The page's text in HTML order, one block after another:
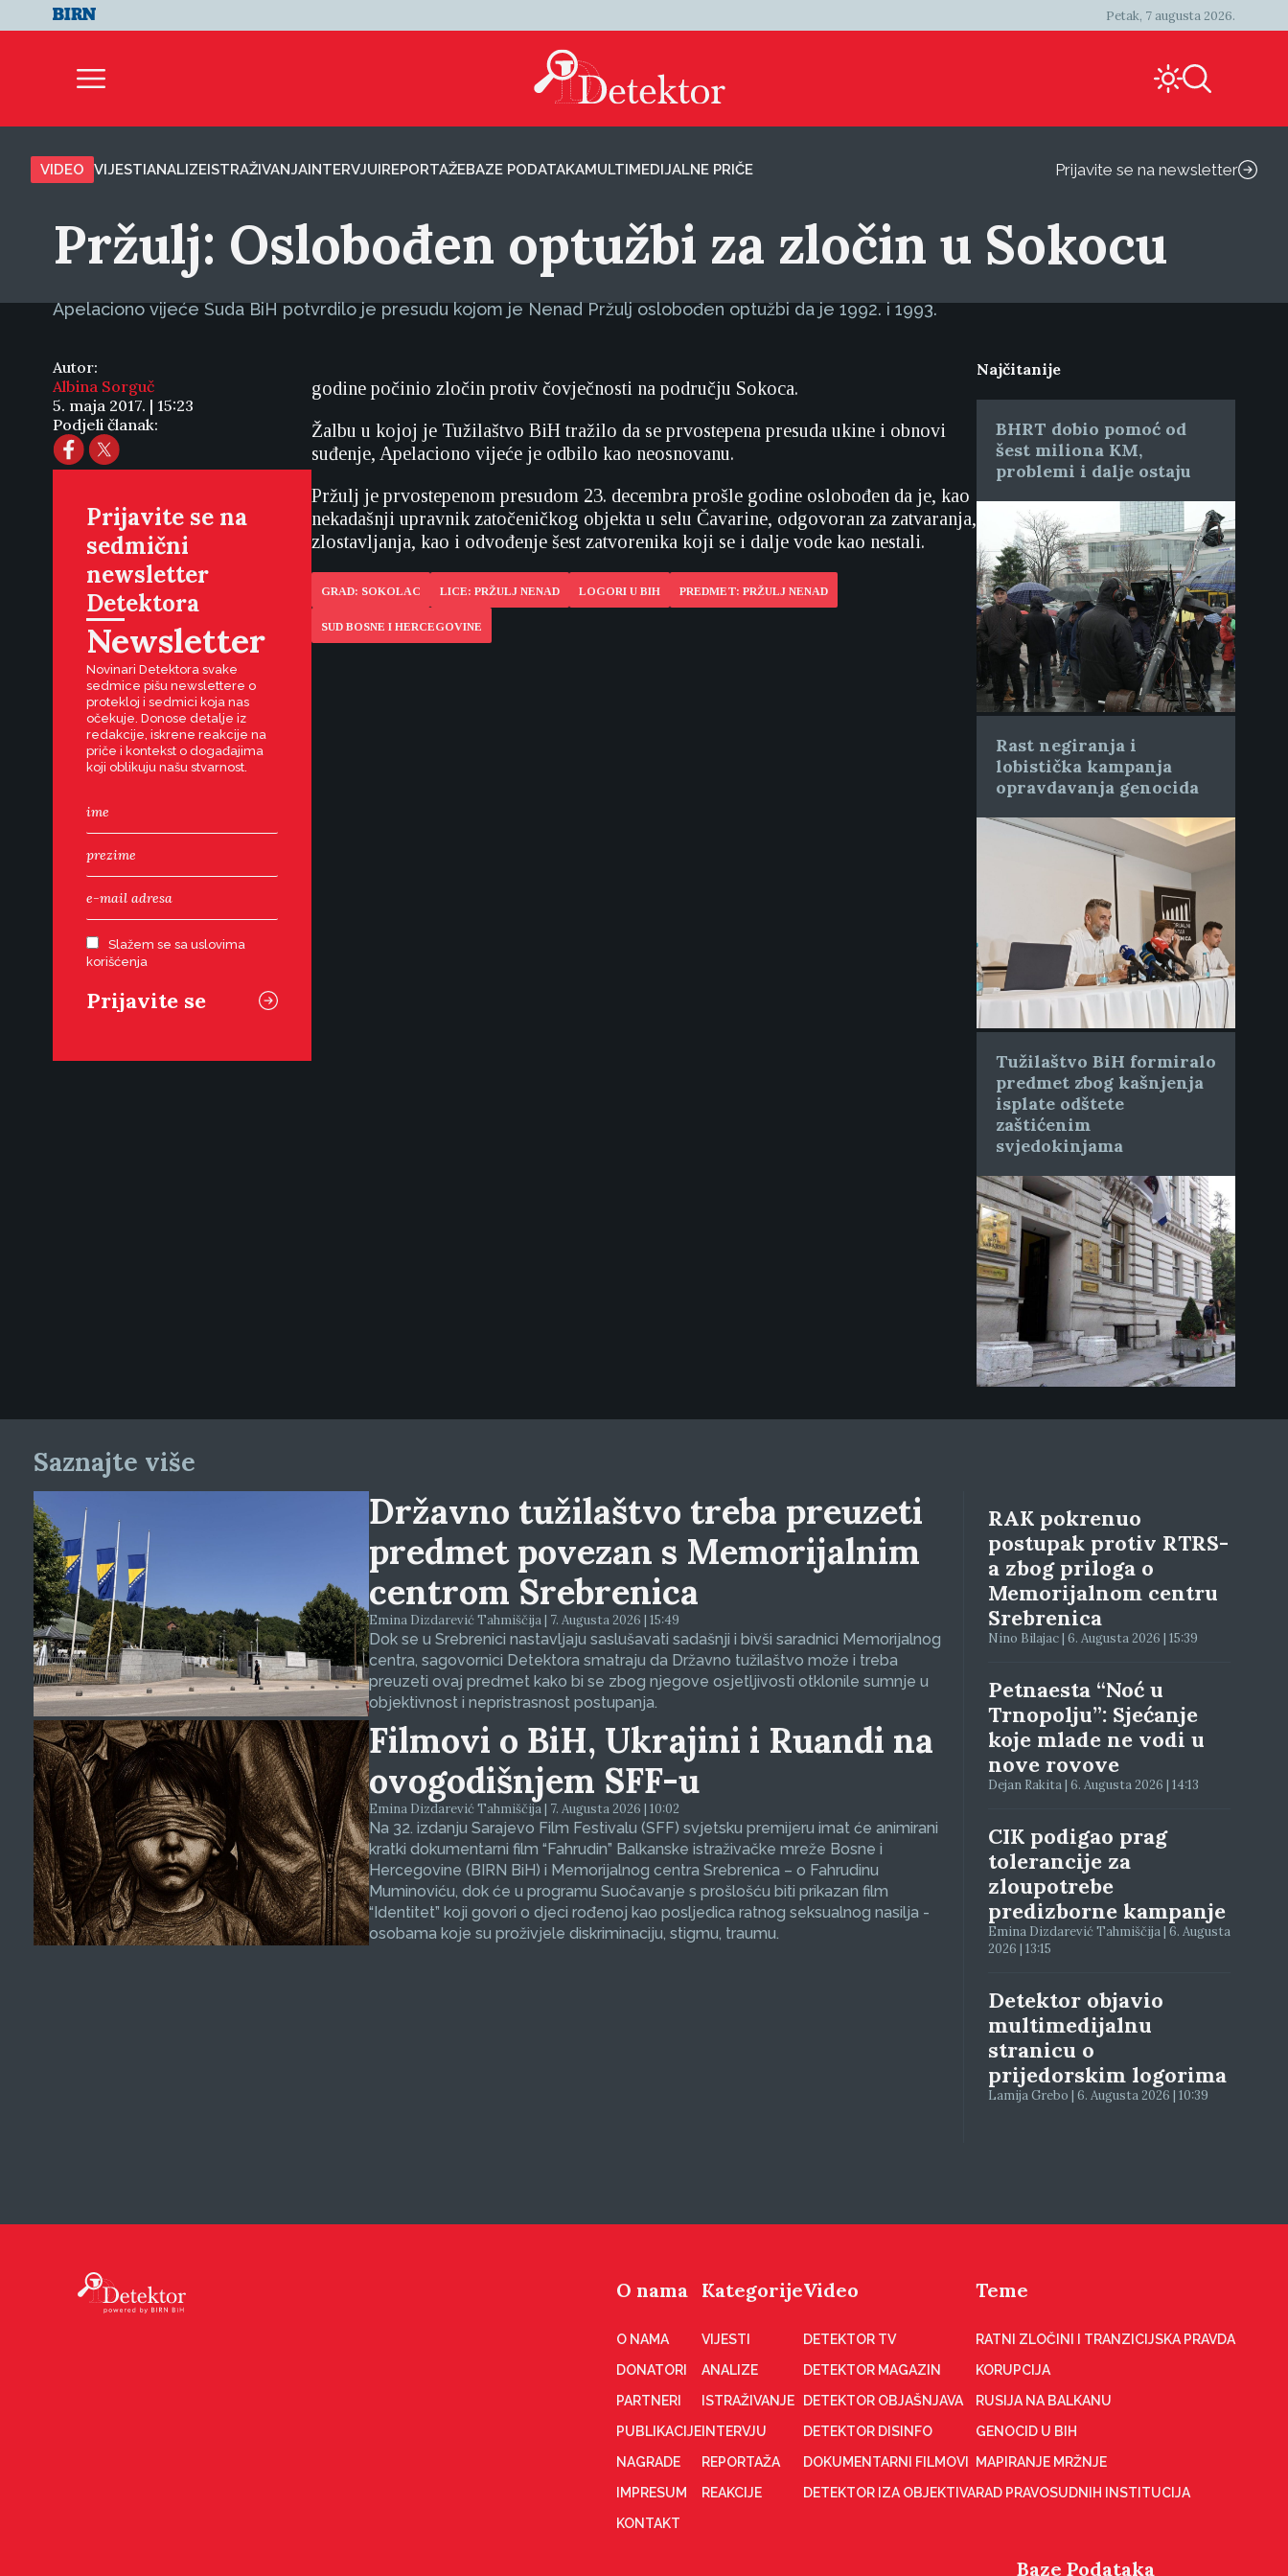
Petak, 7 augusta 2026.
VIDEO VIJESTIANALIZEISTRAŽIVANJAINTERVJUIREPORTAŽEBAZE PODATAKAMULTIMEDIJALNE PRIČE Prijavite se na newsletter
Pržulj: Oslobođen optužbi za zločin u Sokocu
Apelaciono vijeće Suda BiH potvrdilo je presudu kojom je Nenad Pržulj oslobođen optužbi da je 1992. i 1993.
Autor:
Albina Sorguč
5. maja 2017. | 15:23
Podjeli članak:
Prijavite se na
sedmični
newsletter
Detektora
Newsletter
Novinari Detektora svake
sedmice pišu newslettere o
protekloj i sedmici koja nas
očekuje. Donose detalje iz
redakcije, iskrene reakcije na
priče i kontekst o događajima
koji oblikuju našu stvarnost.
Slažem se sa uslovima
korišćenja
godine počinio zločin protiv čovječnosti na području Sokoca.
Žalbu u kojoj je Tužilaštvo BiH tražilo da se prvostepena presuda ukine i obnovi
suđenje, Apelaciono vijeće je odbilo kao neosnovanu.
Pržulj je prvostepenom presudom 23. decembra prošle godine oslobođen da je, kao
nekadašnji upravnik zatočeničkog objekta u selu Čavarine, odgovoran za zatvaranja,
zlostavljanja, kao i odvođenje šest zatvorenika koji se i dalje vode kao nestali.
GRAD: SOKOLAC LICE: PRŽULJ NENAD LOGORI U BIH PREDMET: PRŽULJ NENAD
SUD BOSNE I HERCEGOVINE
Najčitanije
BHRT dobio pomoć od
šest miliona KM,
problemi i dalje ostaju
Rast negiranja i
lobistička kampanja
opravdavanja genocida
Tužilaštvo BiH formiralo
predmet zbog kašnjenja
isplate odštete
zaštićenim
svjedokinjama
Saznajte više
Državno tužilaštvo treba preuzeti
predmet povezan s Memorijalnim
centrom Srebrenica
Emina Dizdarević Tahmiščija | 7. Augusta 2026 | 15:49
Dok se u Srebrenici nastavljaju saslušavati sadašnji i bivši saradnici Memorijalnog
centra, sagovornici Detektora smatraju da Državno tužilaštvo može i treba
preuzeti ovaj predmet kako bi se zbog njegove osjetljivosti otklonile sumnje u
objektivnost i nepristrasnost postupanja.
Filmovi o BiH, Ukrajini i Ruandi na
ovogodišnjem SFF-u
Emina Dizdarević Tahmiščija | 7. Augusta 2026 | 10:02
Na 32. izdanju Sarajevo Film Festivalu (SFF) svjetsku premijeru imat će animirani
kratki dokumentarni film “Fahrudin” Balkanske istraživačke mreže Bosne i
Hercegovine (BIRN BiH) i Memorijalnog centra Srebrenica – o Fahrudinu
Muminoviću, dok će u programu Suočavanje s prošlošću biti prikazan film
“Identitet” koji govori o djeci rođenoj kao posljedica ratnog seksualnog nasilja -
osobama koje su proživjele diskriminaciju, stigmu, traumu.
RAK pokrenuo
postupak protiv RTRS-
a zbog priloga o
Memorijalnom centru
Srebrenica
Nino Bilajac | 6. Augusta 2026 | 15:39
Petnaesta “Noć u
Trnopolju”: Sjećanje
koje mlade ne vodi u
nove rovove
Dejan Rakita | 6. Augusta 2026 | 14:13
CIK podigao prag
tolerancije za
zloupotrebe
predizborne kampanje
Emina Dizdarević Tahmiščija | 6. Augusta
2026 | 13:15
Detektor objavio
multimedijalnu
stranicu o
prijedorskim logorima
Lamija Grebo | 6. Augusta 2026 | 10:39
O nama
O NAMA
DONATORI
PARTNERI
PUBLIKACIJE
NAGRADE
IMPRESUM
KONTAKT
Kategorije
VIJESTI
ANALIZE
ISTRAŽIVANJE
INTERVJU
REPORTAŽA
REAKCIJE
Video
DETEKTOR TV
DETEKTOR MAGAZIN
DETEKTOR OBJAŠNJAVA
DETEKTOR DISINFO
DOKUMENTARNI FILMOVI
DETEKTOR IZA OBJEKTIVA
Teme
RATNI ZLOČINI I TRANZICIJSKA PRAVDA
KORUPCIJA
RUSIJA NA BALKANU
GENOCID U BIH
MAPIRANJE MRŽNJE
RAD PRAVOSUDNIH INSTITUCIJA
Baze Podataka